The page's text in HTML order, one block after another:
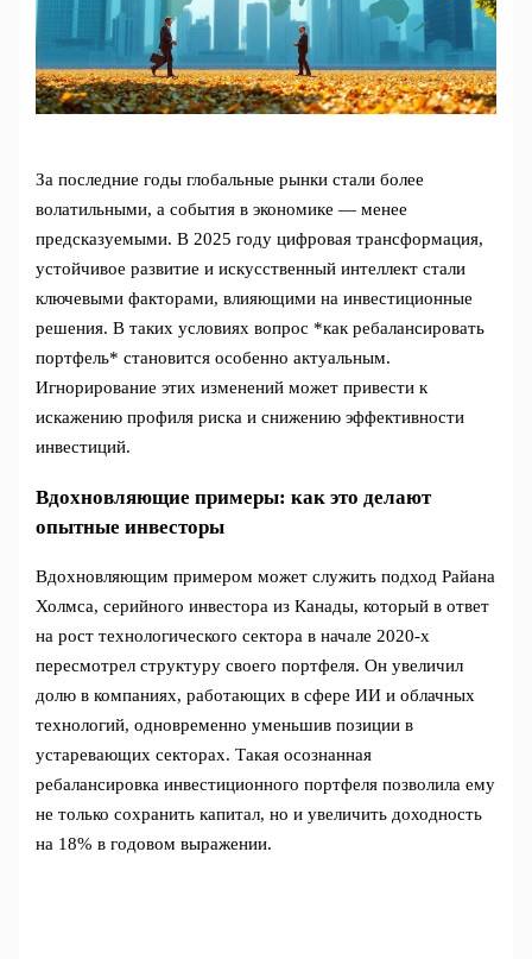
За последние годы глобальные рынки стали более
волатильными, а события в экономике — менее
предсказуемыми. В 2025 году цифровая трансформация,
устойчивое развитие и искусственный интеллект стали
ключевыми факторами, влияющими на инвестиционные
решения. В таких условиях вопрос *как ребалансировать
портфель* становится особенно актуальным.
Игнорирование этих изменений может привести к
искажению профиля риска и снижению эффективности
инвестиций.
Вдохновляющие примеры: как это делают
опытные инвесторы
Вдохновляющим примером может служить подход Райана
Холмса, серийного инвестора из Канады, который в ответ
на рост технологического сектора в начале 2020-х
пересмотрел структуру своего портфеля. Он увеличил
долю в компаниях, работающих в сфере ИИ и облачных
технологий, одновременно уменьшив позиции в
устаревающих секторах. Такая осознанная
ребалансировка инвестиционного портфеля позволила ему
не только сохранить капитал, но и увеличить доходность
на 18% в годовом выражении.